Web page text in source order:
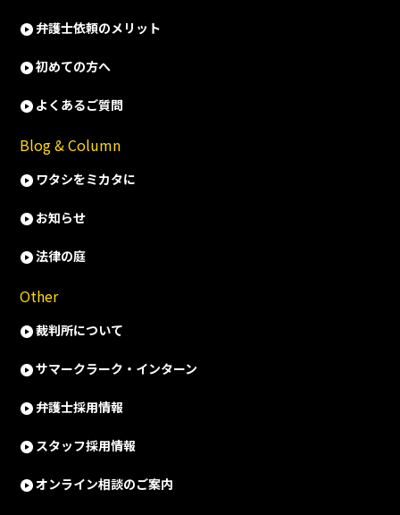
弁護士依頼のメリット
初めての方へ
よくあるご質問
Blog & Column
ワタシをミカタに
お知らせ
法律の庭
Other
裁判所について
サマークラーク・インターン
弁護士採用情報
スタッフ採用情報
オンライン相談のご案内